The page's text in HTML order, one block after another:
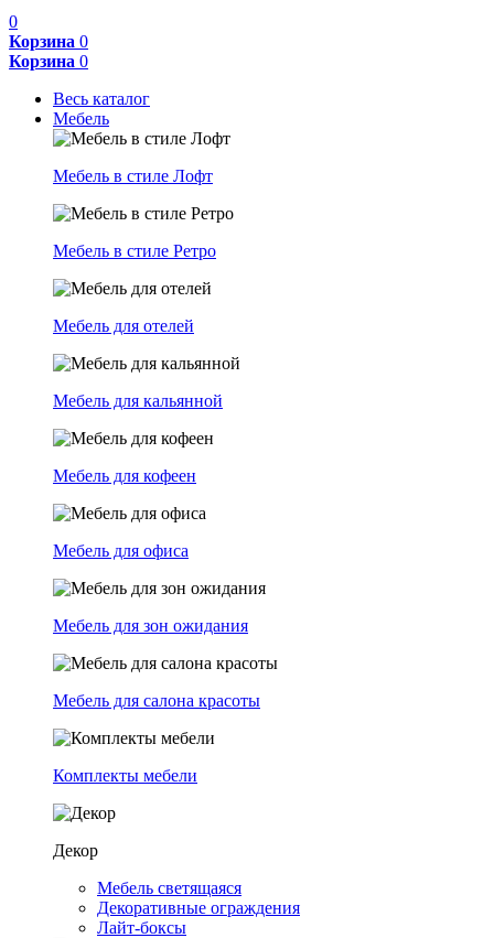
0
Корзина 0
Корзина 0
Весь каталог
Мебель
Мебель в стиле Лофт
Мебель в стиле Ретро
Мебель для отелей
Мебель для кальянной
Мебель для кофеен
Мебель для офиса
Мебель для зон ожидания
Мебель для салона красоты
Комплекты мебели
Декор
Мебель светящаяся
Декоративные ограждения
Лайт-боксы